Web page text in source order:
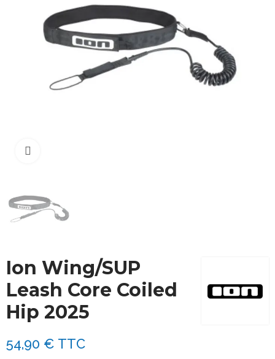
Ion Wing/SUP
Leash Core Coiled
Hip 2025
54,90 € TTC